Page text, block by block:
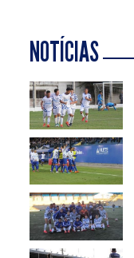
NOTÍCIAS